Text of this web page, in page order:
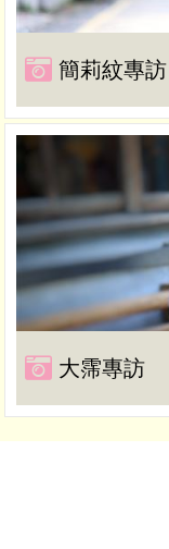
簡莉紋專訪
大霈專訪